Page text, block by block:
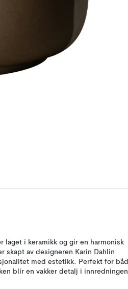
laget i keramikk og gir en harmonisk
av designeren Karin Dahlin
med estetikk. Perfekt for
blir en vakker detalj i innredningen